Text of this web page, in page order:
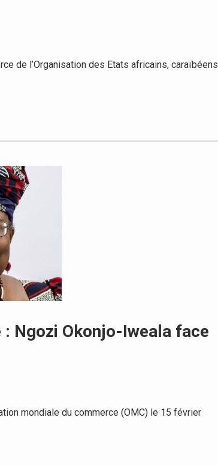
de l’Organisation des Etats africains, caraïbéens
Ngozi Okonjo-Iweala face
mondiale du commerce (OMC) le 15 février